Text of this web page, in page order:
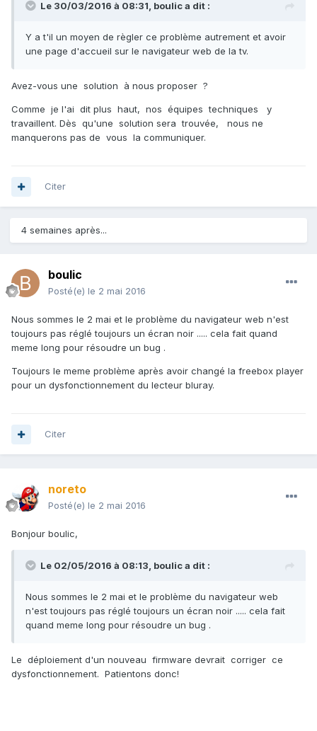
Le 30/03/2016 à 08:31, boulica dit :
Y a t'il un moyen de règler ce problème autrement et avoir
une page d'accueil sur le navigateur web de la tv.
Avez-vous une solution à nous proposer ?
Comme je l'ai dit plus haut, nos équipes techniques y
travaillent. Dès qu'une solution sera trouvée, nous ne
manquerons pas de vous la communiquer.
Citer
4 semaines après...
boulic
Posté(e) le 2 mai 2016
Nous sommes le 2 mai et le problème du navigateur web n'est
toujours pas réglé toujours un écran noir ..... cela fait quand
meme long pour résoudre un bug .
Toujours le meme problème après avoir changé la freebox player
pour un dysfonctionnement du lecteur bluray.
Citer
noreto
Posté(e) le 2 mai 2016
Bonjour boulic,
Le 02/05/2016 à 08:13, boulica dit :
Nous sommes le 2 mai et le problème du navigateur web
n'est toujours pas réglé toujours un écran noir ..... cela fait
quand meme long pour résoudre un bug .
Le déploiement d'un nouveau firmware devrait corriger ce
dysfonctionnement. Patientons donc!